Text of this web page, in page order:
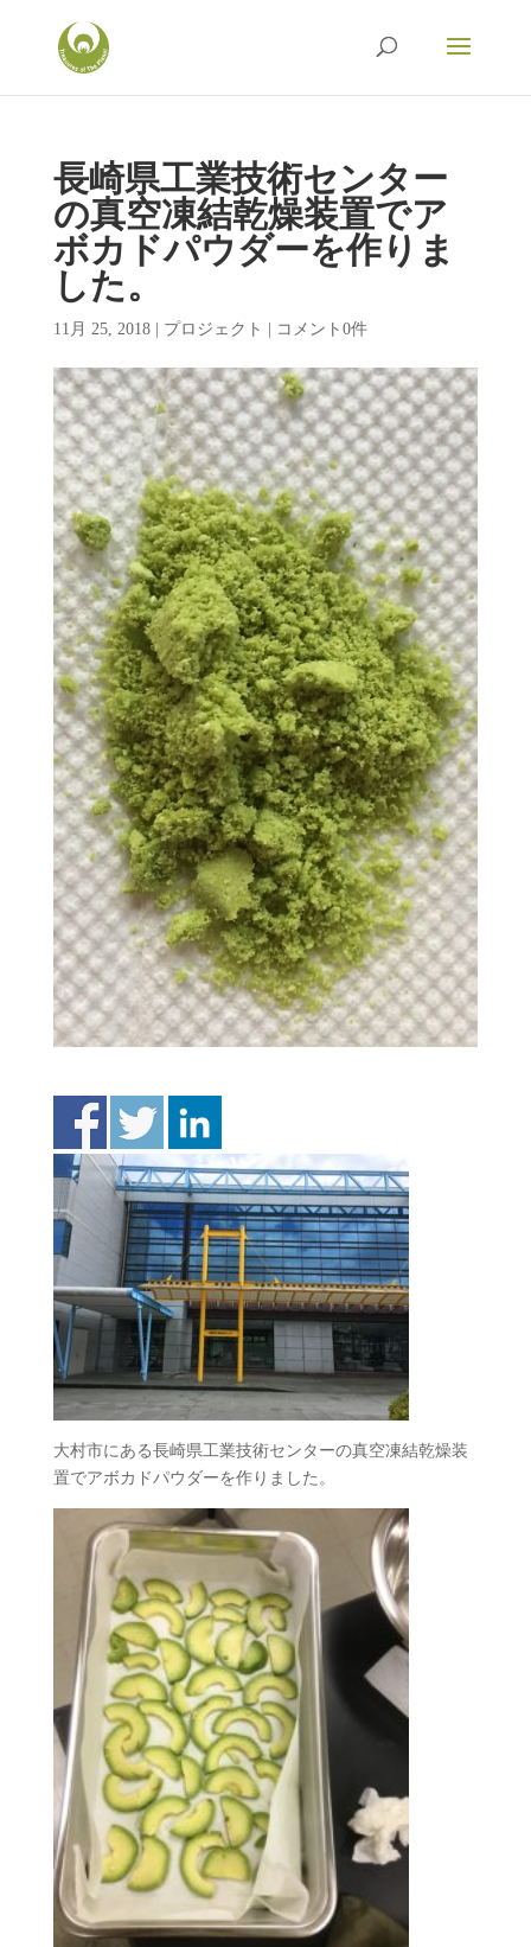
長崎県工業技術センター
の真空凍結乾燥装置でア
ボカドパウダーを作りま
した。
11月 25, 2018| プロジェクト コメント0件
大村市にある長崎県工業技術センターの真空凍結乾燥装
置でアボカドパウダーを作りました。